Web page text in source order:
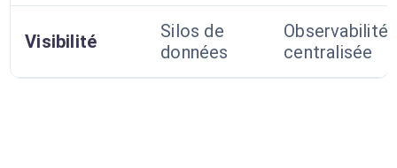
Visibilité
Silos de
données
Observabilité
centralisée